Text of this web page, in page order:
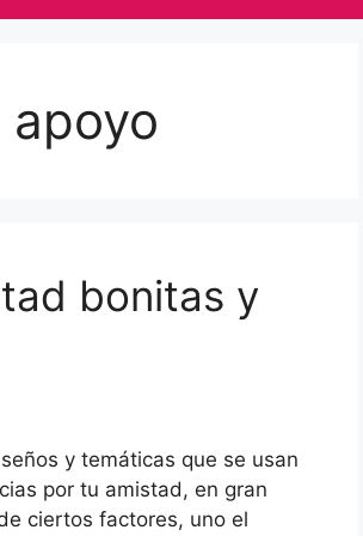
bonitas y
y temáticas que se usan
por tu amistad, en gran
ciertos factores, uno el